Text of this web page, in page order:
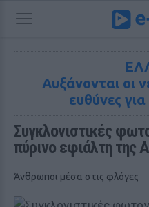
Αυξάνονται οι
ευθύνες
Συγκλονιστικές
πύρινο εφιάλτη της
Άνθρωποι μέσα στις φλόγες